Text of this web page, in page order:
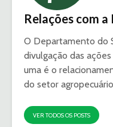
Relações com a
O Departamento do
divulgação das
uma é o
do setor
VER TODOS OS POSTS